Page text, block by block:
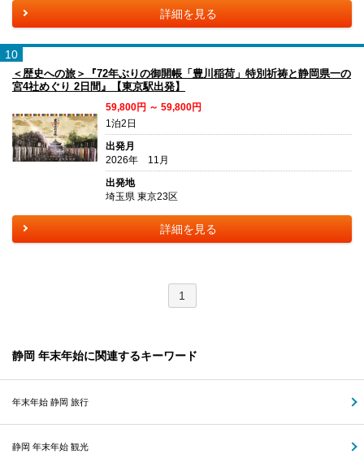
詳細を見る
10
＜歴史への旅＞『72年ぶりの御開帳「豊川稲荷」特別祈祷と静岡県一の
宮4社めぐり 2日間』【東京駅出発】
59,800円 ～ 59,800円
1泊2日
出発月
2026年 11月
出発地
埼玉県 東京23区
詳細を見る
1
静岡 年末年始に関連するキーワード
年末年始 静岡 旅行
静岡 年末年始 観光